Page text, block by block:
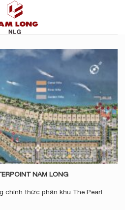
NAM LONG
chính thức phân khu The Pearl